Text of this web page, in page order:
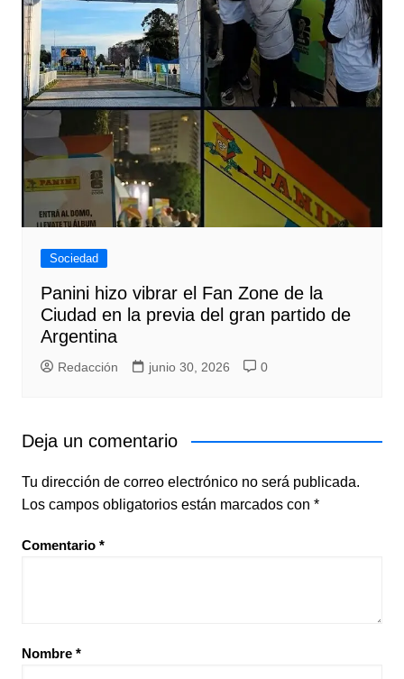
Sociedad
Panini hizo vibrar el Fan Zone de la
Ciudad en la previa del gran partido de
Argentina
Redacción junio 30, 2026 0
Deja un comentario
Tu dirección de correo electrónico no será publicada.
Los campos obligatorios están marcados con *
Comentario *
Nombre *